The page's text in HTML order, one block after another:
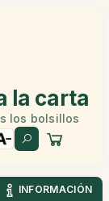
la carta
los bolsillos
INFORMACIÓN